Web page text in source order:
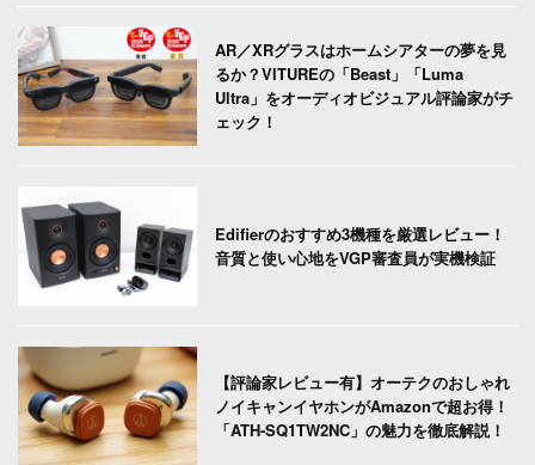
AR／XRグラスはホームシアターの夢を見
るか？VITUREの「Beast」「Luma
Ultra」をオーディオビジュアル評論家がチ
ェック！
Edifierのおすすめ3機種を厳選レビュー！
音質と使い心地をVGP審査員が実機検証
【評論家レビュー有】オーテクのおしゃれ
ノイキャンイヤホンがAmazonで超お得！
「ATH-SQ1TW2NC」の魅力を徹底解説！